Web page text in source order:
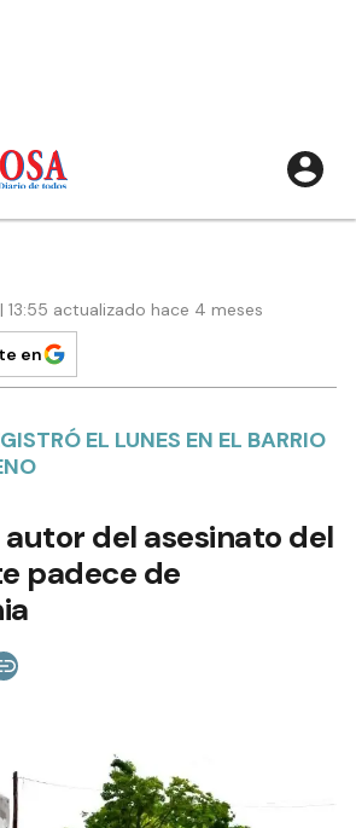
13:55 actualizado hace 4 meses
en
EL LUNES EN EL BARRIO
del asesinato del
padece de